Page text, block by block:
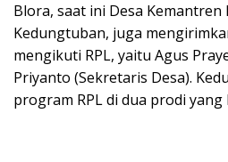
Blora, saat ini Desa Kemantren
Kedungtuban, juga
mengikuti RPL, yaitu Agus
Priyanto (Sekretaris Desa).
program RPL di dua prodi yang